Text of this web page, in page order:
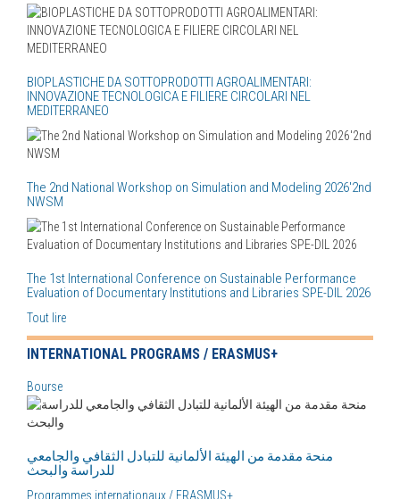
BIOPLASTICHE DA SOTTOPRODOTTI AGROALIMENTARI:
INNOVAZIONE TECNOLOGICA E FILIERE CIRCOLARI NEL
MEDITERRANEO
The 2nd National Workshop on Simulation and Modeling 2026'2nd
NWSM
The 1st International Conference on Sustainable Performance
Evaluation of Documentary Institutions and Libraries SPE-DIL 2026
Tout lire
INTERNATIONAL PROGRAMS / ERASMUS+
Bourse
منحة مقدمة من الهيئة الألمانية للتبادل الثقافي والجامعي
للدراسة والبحث
Programmes internationaux / ERASMUS+